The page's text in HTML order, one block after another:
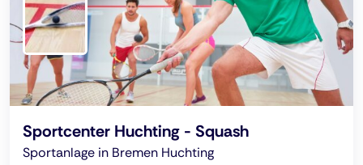
Sportcenter Huchting - Squash
Sportanlage in Bremen Huchting